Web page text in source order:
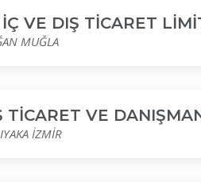
VE DIŞ TİCARET
MUĞLA
TİCARET VE
İZMİR